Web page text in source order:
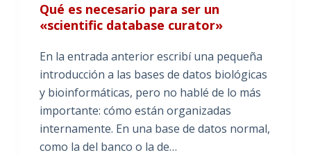
Qué es necesario para ser un
«scientific database curator»
En la entrada anterior escribí una pequeña
introducción a las bases de datos biológicas
y bioinformáticas, pero no hablé de lo más
importante: cómo están organizadas
internamente. En una base de datos normal,
como la del banco o la de…